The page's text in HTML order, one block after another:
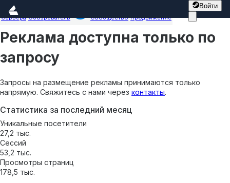
Войти
Сервера Обозреватель Сообщество Продвижение
Реклама доступна только по
запросу
Запросы на размещение рекламы принимаются только
напрямую. Свяжитесь с нами через контакты.
Статистика за последний месяц
Уникальные посетители
27,2 тыс.
Сессий
53,2 тыс.
Просмотры страниц
178,5 тыс.